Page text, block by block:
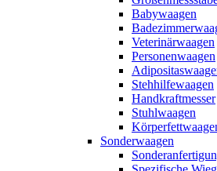
Babywaagen
Veterinärwaagen
Personenwaagen
Stehhilfewaagen
Handkraftmesser
Stuhlwaagen
Sonderwaagen